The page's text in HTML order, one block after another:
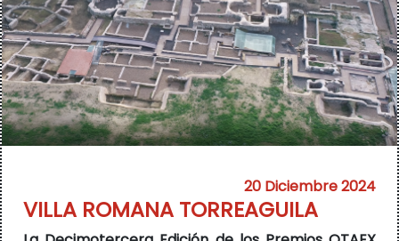
20 Diciembre 2024
VILLA ROMANA TORREAGUILA